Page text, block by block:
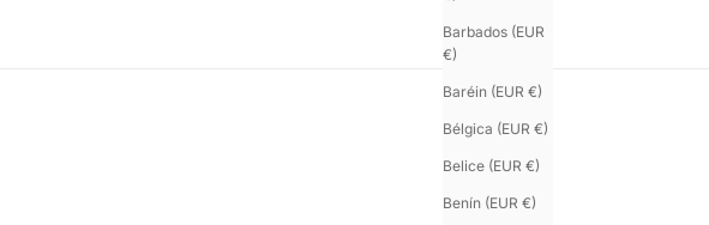
Barbados (EUR
€)
Baréin (EUR €)
Bélgica (EUR €)
Belice (EUR €)
Benín (EUR €)